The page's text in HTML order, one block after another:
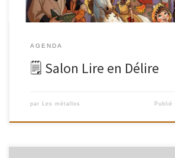
AGENDA
🗒 Salon Lire en Délire
par Les métallos Publié